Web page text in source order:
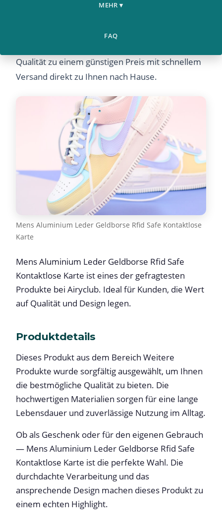
MEHR ▾
FAQ
Kontaktlose Karte – Entdecken Sie dieses
Qualität zu einem günstigen Preis mit schnellem
Versand direkt zu Ihnen nach Hause.
Mens Aluminium Leder Geldborse Rfid Safe Kontaktlose
Karte
Mens Aluminium Leder Geldborse Rfid Safe
Kontaktlose Karte ist eines der gefragtesten
Produkte bei Airyclub. Ideal für Kunden, die Wert
auf Qualität und Design legen.
Produktdetails
Dieses Produkt aus dem Bereich Weitere
Produkte wurde sorgfältig ausgewählt, um Ihnen
die bestmögliche Qualität zu bieten. Die
hochwertigen Materialien sorgen für eine lange
Lebensdauer und zuverlässige Nutzung im Alltag.
Ob als Geschenk oder für den eigenen Gebrauch
— Mens Aluminium Leder Geldborse Rfid Safe
Kontaktlose Karte ist die perfekte Wahl. Die
durchdachte Verarbeitung und das
ansprechende Design machen dieses Produkt zu
einem echten Highlight.